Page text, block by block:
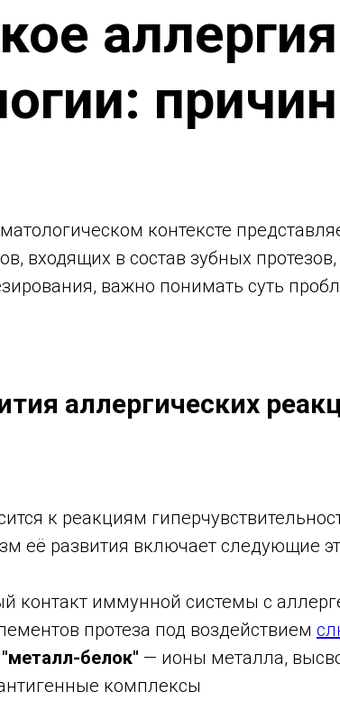
контексте
входящих в состав зубных
важно понимать суть
аллергических
к реакциям
её развития включает следующие
контакт иммунной системы с
протеза под воздействием
белок" — ионы металла,
комплексы